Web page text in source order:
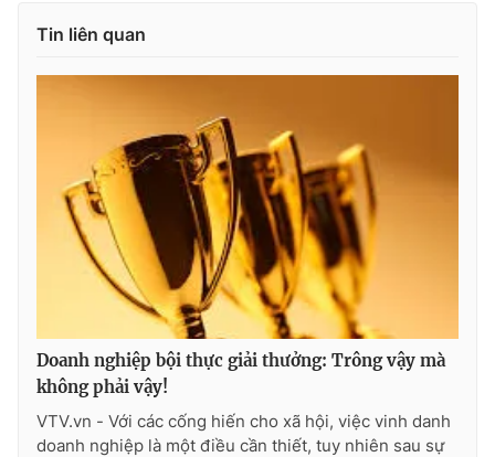
Email: toasoan@vtv.vn
Liên hệ quảng cáo:024-7300.7108
® Cấm sao chép dưới mọi hình thức nếu không có sự chấp
thông tin từ website này.
Tin liên quan
Doanh nghiệp bội thực giải thưởng: Trông vậy mà
không phải vậy!
VTV.vn - Với các cống hiến cho xã hội, việc vinh danh
doanh nghiệp là một điều cần thiết, tuy nhiên sau sự